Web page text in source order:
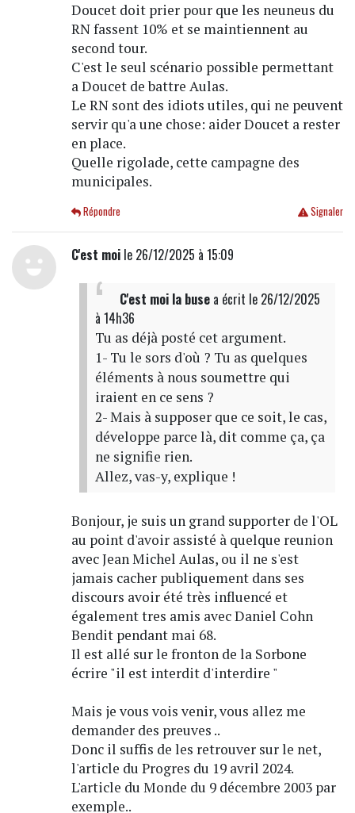
Doucet doit prier pour que les neuneus du
RN fassent 10% et se maintiennent au
second tour.
C'est le seul scénario possible permettant
a Doucet de battre Aulas.
Le RN sont des idiots utiles, qui ne peuvent
servir qu'a une chose: aider Doucet a rester
en place.
Quelle rigolade, cette campagne des
municipales.
Signaler
Répondre
C'est moile 26/12/2025 à 15:09
C'est moi la busea écrit le 26/12/2025
à 14h36
Tu as déjà posté cet argument.
1- Tu le sors d'où ? Tu as quelques
éléments à nous soumettre qui
iraient en ce sens ?
2- Mais à supposer que ce soit, le cas,
développe parce là, dit comme ça, ça
ne signifie rien.
Allez, vas-y, explique !
Bonjour, je suis un grand supporter de l'OL
au point d'avoir assisté à quelque reunion
avec Jean Michel Aulas, ou il ne s'est
jamais cacher publiquement dans ses
discours avoir été très influencé et
également tres amis avec Daniel Cohn
Bendit pendant mai 68.
Il est allé sur le fronton de la Sorbone
écrire "il est interdit d'interdire "
Mais je vous vois venir, vous allez me
demander des preuves ..
Donc il suffis de les retrouver sur le net,
l'article du Progres du 19 avril 2024.
L'article du Monde du 9 décembre 2003 par
exemple..